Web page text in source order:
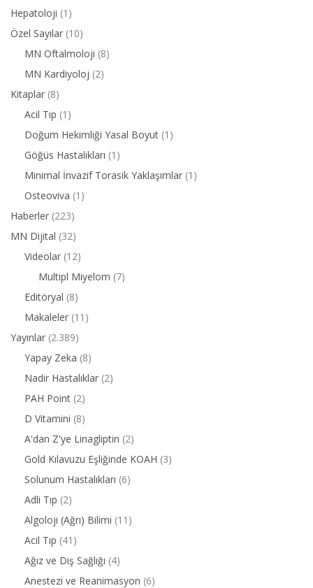
Hepatoloji (1)
Özel Sayılar (10)
MN Oftalmoloji (8)
MN Kardiyoloj (2)
Kitaplar (8)
Acil Tıp (1)
Doğum Hekimliği Yasal Boyut (1)
Göğüs Hastalıkları (1)
Minimal İnvazif Torasik Yaklaşımlar (1)
Osteoviva (1)
Haberler (223)
MN Dijital (32)
Videolar (12)
Multipl Miyelom (7)
Editöryal (8)
Makaleler (11)
Yayınlar (2.389)
Yapay Zeka (8)
Nadir Hastalıklar (2)
PAH Point (2)
D Vitamini (8)
A'dan Z'ye Linagliptin (2)
Gold Kılavuzu Eşliğinde KOAH (3)
Solunum Hastalıkları (6)
Adli Tıp (2)
Algoloji (Ağrı) Bilimi (11)
Acil Tıp (41)
Ağız ve Diş Sağlığı (4)
Anestezi ve Reanimasyon (6)